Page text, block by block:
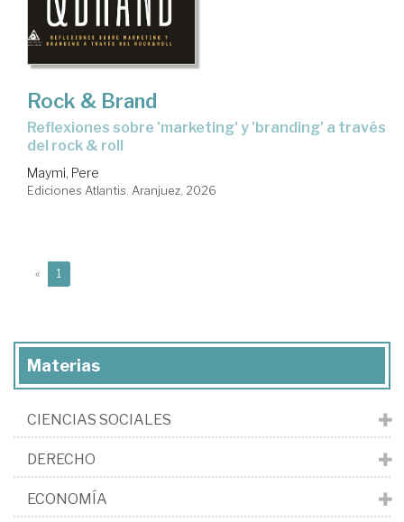
Rock & Brand
Reflexiones sobre 'marketing' y 'branding' a través
del rock & roll
Maymi, Pere
Ediciones Atlantis. Aranjuez, 2026
« 1
Materias
CIENCIAS SOCIALES
DERECHO
ECONOMÍA